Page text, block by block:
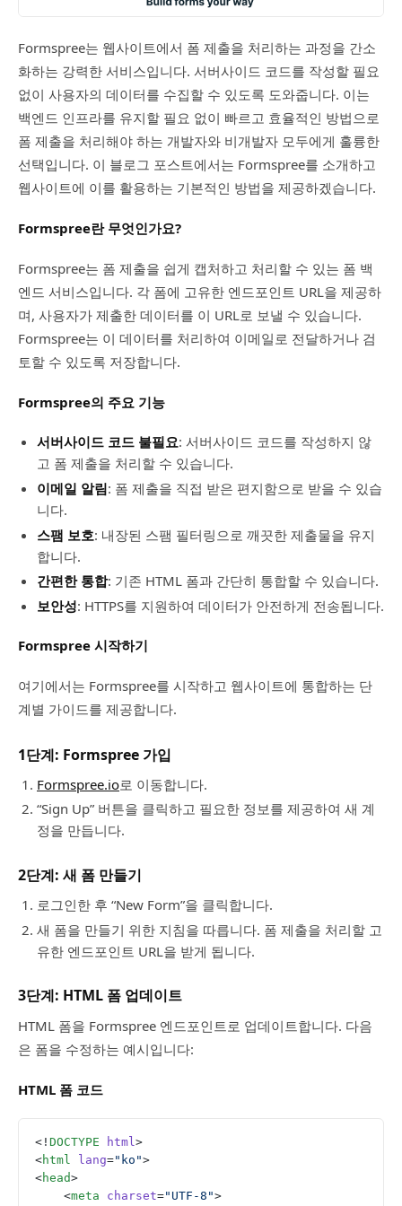
Formspree는 웹사이트에서 폼 제출을 처리하는 과정을 간소
화하는 강력한 서비스입니다. 서버사이드 코드를 작성할 필요
없이 사용자의 데이터를 수집할 수 있도록 도와줍니다. 이는
백엔드 인프라를 유지할 필요 없이 빠르고 효율적인 방법으로
폼 제출을 처리해야 하는 개발자와 비개발자 모두에게 훌륭한
선택입니다. 이 블로그 포스트에서는 Formspree를 소개하고
웹사이트에 이를 활용하는 기본적인 방법을 제공하겠습니다.
Formspree란 무엇인가요?
Formspree는 폼 제출을 쉽게 캡처하고 처리할 수 있는 폼 백
엔드 서비스입니다. 각 폼에 고유한 엔드포인트 URL을 제공하
며, 사용자가 제출한 데이터를 이 URL로 보낼 수 있습니다.
Formspree는 이 데이터를 처리하여 이메일로 전달하거나 검
토할 수 있도록 저장합니다.
Formspree의 주요 기능
서버사이드 코드 불필요: 서버사이드 코드를 작성하지 않
고 폼 제출을 처리할 수 있습니다.
이메일 알림: 폼 제출을 직접 받은 편지함으로 받을 수 있습
니다.
스팸 보호: 내장된 스팸 필터링으로 깨끗한 제출물을 유지
합니다.
간편한 통합: 기존 HTML 폼과 간단히 통합할 수 있습니다.
보안성: HTTPS를 지원하여 데이터가 안전하게 전송됩니다.
Formspree 시작하기
여기에서는 Formspree를 시작하고 웹사이트에 통합하는 단
계별 가이드를 제공합니다.
1단계: Formspree 가입
Formspree.io로 이동합니다.
“Sign Up” 버튼을 클릭하고 필요한 정보를 제공하여 새 계
정을 만듭니다.
2단계: 새 폼 만들기
로그인한 후 “New Form”을 클릭합니다.
새 폼을 만들기 위한 지침을 따릅니다. 폼 제출을 처리할 고
유한 엔드포인트 URL을 받게 됩니다.
3단계: HTML 폼 업데이트
HTML 폼을 Formspree 엔드포인트로 업데이트합니다. 다음
은 폼을 수정하는 예시입니다:
HTML 폼 코드
<! DOCTYPE html>
<html lang="ko">
<head>
    <
meta charset="UTF-8">